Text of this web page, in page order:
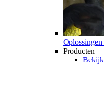
Producten
Bekijk